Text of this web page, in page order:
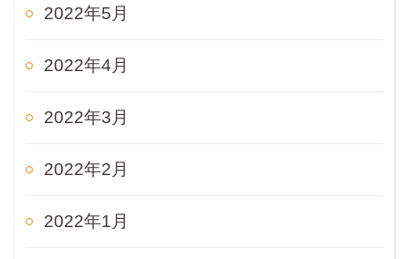
2022年5月
2022年4月
2022年3月
2022年2月
2022年1月